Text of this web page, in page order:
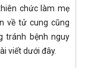
chức làm mẹ
về tử cung cũng
tránh bệnh nguy
viết dưới đây.